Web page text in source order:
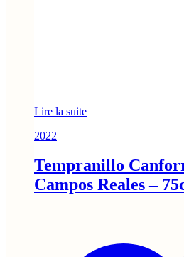
Lire la suite
2022
Tempranillo
Campos Reales –